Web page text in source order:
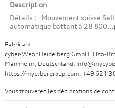
Description
Détails : - Mouvement suisse
automatique battant à 28 800...
Fabricant:
cyber-Wear Heidelberg GmbH, Elsa-
Mannheim, Deutschland,
https://mycybergroup.com, +49 621
Vous trouverez les déclarations de